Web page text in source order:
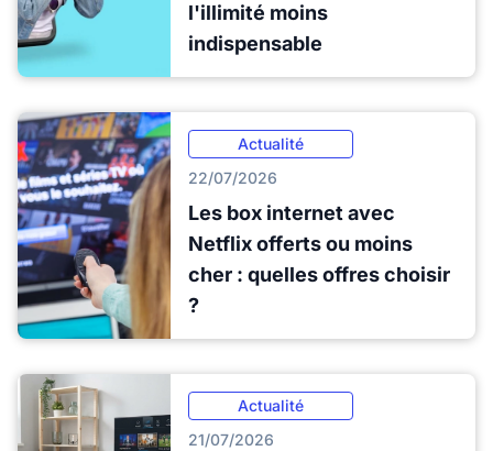
l'illimité moins
indispensable
Actualité
22/07/2026
Les box internet avec
Netflix offerts ou moins
cher : quelles offres choisir
?
Actualité
21/07/2026